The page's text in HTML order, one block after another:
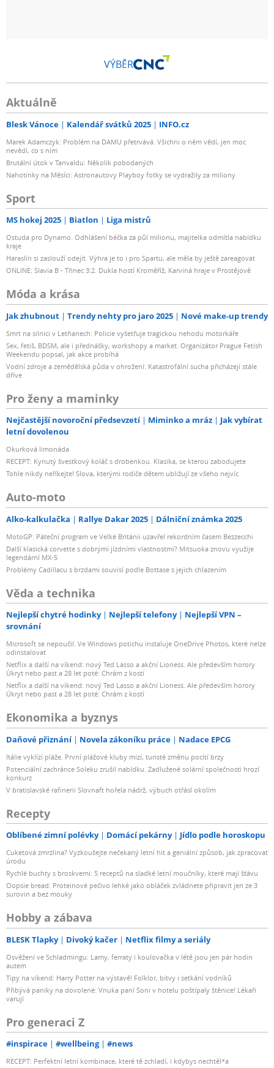
VÝBĚR
Aktuálně
Blesk Vánoce Kalendář svátků 2025 INFO.cz
Marek Adamczyk: Problém na DAMU přetrvává. Všichni o něm vědí, jen moc
nevědí, co s ním
Brutální útok v Tanvaldu: Několik pobodaných
Nahotinky na Měsíci: Astronautovy Playboy fotky se vydražily za miliony
Sport
MS hokej 2025 Biatlon Liga mistrů
Ostuda pro Dynamo. Odhlášení béčka za půl milionu, majitelka odmítla nabídku
kraje
Haraslín si zaslouží odejít. Výhra je to i pro Spartu, ale měla by ještě zareagovat
ONLINE: Slavia B - Třinec 3:2. Dukla hostí Kroměříž, Karviná hraje v Prostějově
Móda a krása
Jak zhubnout Trendy nehty pro jaro 2025 Nové make-up trendy
Smrt na silnici v Letňanech: Policie vyšetřuje tragickou nehodu motorkáře
Sex, fetiš, BDSM, ale i přednášky, workshopy a market. Organizátor Prague Fetish
Weekendu popsal, jak akce probíhá
Vodní zdroje a zemědělská půda v ohrožení: Katastrofální sucha přicházejí stále
dříve
Pro ženy a maminky
Nejčastější novoroční předsevzetí Miminko a mráz
Jak vybírat
letní dovolenou
Okurková limonáda
RECEPT: Kynutý švestkový koláč s drobenkou. Klasika, se kterou zabodujete
Tohle nikdy neříkejte! Slova, kterými rodiče dětem ubližují ze všeho nejvíc
Auto-moto
Alko-kalkulačka Rallye Dakar 2025 Dálniční známka 2025
MotoGP: Páteční program ve Velké Británii uzavřel rekordním časem Bezzecchi
Další klasická corvette s dobrými jízdními vlastnostmi? Mitsuoka znovu využije
legendární MX-5
Problémy Cadillacu s brzdami souvisí podle Bottase s jejich chlazením
Věda a technika
Nejlepší chytré hodinky Nejlepší telefony
Nejlepší VPN –
srovnání
Microsoft se nepoučil. Ve Windows potichu instaluje OneDrive Photos, které nelze
odinstalovat
Netflix a další na víkend: nový Ted Lasso a akční Lioness. Ale především horory
Úkryt nebo past a 28 let poté: Chrám z kostí
Netflix a další na víkend: nový Ted Lasso a akční Lioness. Ale především horory
Úkryt nebo past a 28 let poté: Chrám z kostí
Ekonomika a byznys
Daňové přiznání Novela zákoníku práce Nadace EPCG
Itálie vyklízí pláže. První plážové kluby mizí, turisté změnu pocítí brzy
Potenciální zachránce Soleku zrušil nabídku. Zadlužené solární společnosti hrozí
konkurz
V bratislavské rafinerii Slovnaft hořela nádrž, výbuch otřásl okolím
Recepty
Oblíbené zimní polévky Domácí pekárny Jídlo podle horoskopu
Cuketová zmrzlina? Vyzkoušejte nečekaný letní hit a geniální způsob, jak zpracovat
úrodu
Rychlé buchty s broskvemi: 5 receptů na sladké letní moučníky, které mají šťávu
Oopsie bread: Proteinové pečivo lehké jako obláček zvládnete připravit jen ze 3
surovin a bez mouky
Hobby a zábava
BLESK Tlapky Divoký kačer Netflix filmy a seriály
Osvěžení ve Schladmingu: Lamy, ferraty i koulovačka v létě jsou jen pár hodin
autem
Tipy na víkend: Harry Potter na výstavě! Folklor, bitvy i setkání vodníků
Přibývá paniky na dovolené: Vnuka paní Soni v hotelu poštípaly štěnice! Lékaři
varují
Pro generaci Z
#inspirace #wellbeing #news
RECEPT: Perfektní letní kombinace, které tě zchladí, i kdybys nechtěl*a